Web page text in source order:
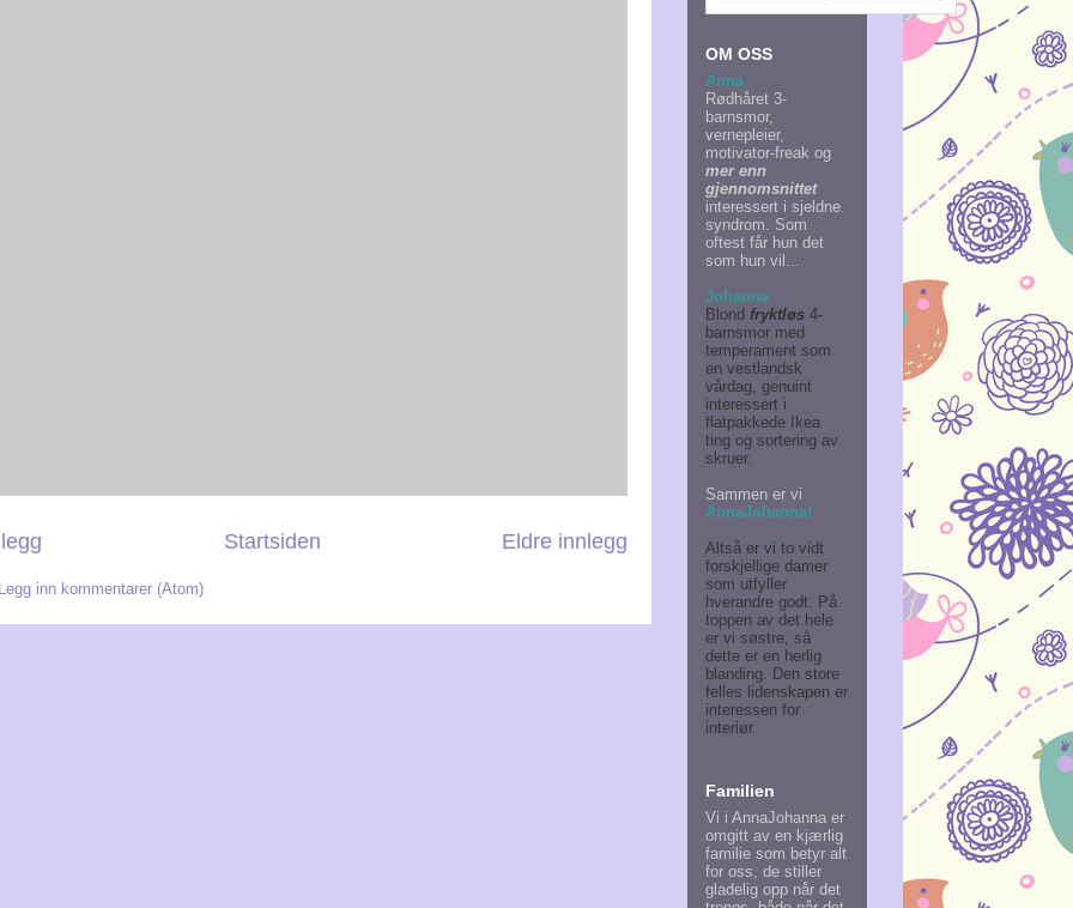
Eldre innlegg
Startsiden
Legg inn kommentarer (Atom)
OM OSS
Anna
Rødhåret 3-
barnsmor,
vernepleier,
motivator-freak og
mer enn
gjennomsnittet
interessert i sjeldne
syndrom. Som
oftest får hun det
som hun vil...
Johanna
Blond fryktløs 4-
barnsmor med
temperament som
en vestlandsk
vårdag, genuint
interessert i
flatpakkede Ikea
ting og sortering av
skruer.
Sammen er vi
AnnaJohanna!
Altså er vi to vidt
forskjellige damer
som utfyller
hverandre godt. På
toppen av det hele
er vi søstre, så
dette er en herlig
blanding. Den store
felles lidenskapen er
interessen for
interiør.
Familien
Vi i AnnaJohanna er
omgitt av en kjærlig
familie som betyr alt
for oss, de stiller
gladelig opp når det